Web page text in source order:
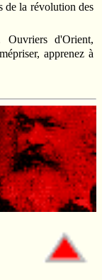
de la révolution des
Ouvriers d'Orient,
apprenez à